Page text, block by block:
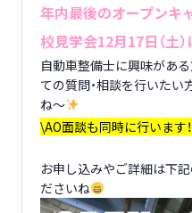
年内最後のオープンキ
校見学会12月17日（土）
自動車整備士に興味があ
ての質問・相談を行いた
ね～
\AO面談も同時に行います！
お申し込みやご詳細は下
ださいね